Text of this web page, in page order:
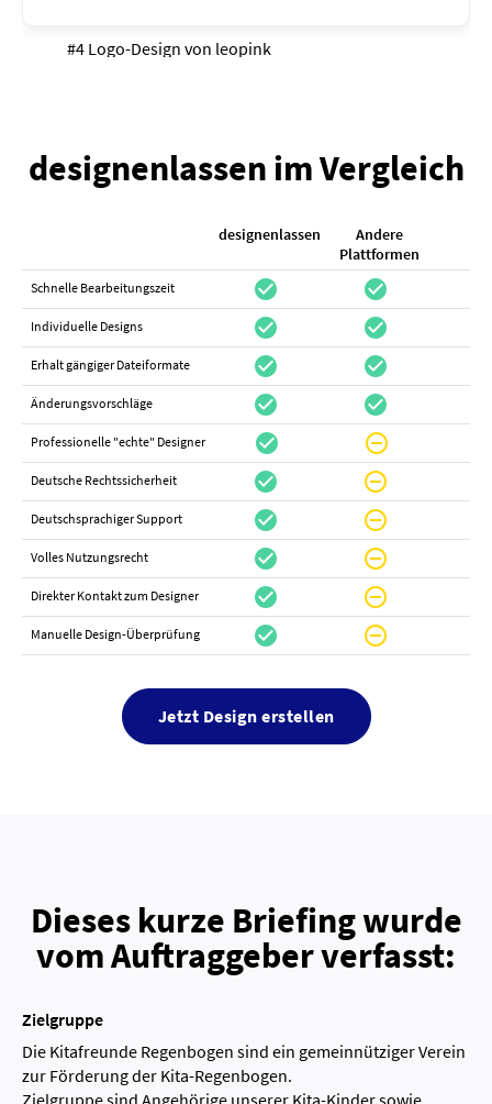
#4 Logo-Design von leopink
designenlassen im Vergleich
designenlassen
Andere
Plattformen
Schnelle Bearbeitungszeit check_circle check_circle
Individuelle Designs check_circle check_circle
Erhalt gängiger Dateiformate check_circle check_circle
Änderungsvorschläge check_circle check_circle
Professionelle "echte" Designer check_circle do_not_disturb_on
Deutsche Rechtssicherheit check_circle do_not_disturb_on
Deutschsprachiger Support check_circle do_not_disturb_on
Volles Nutzungsrecht check_circle do_not_disturb_on
Direkter Kontakt zum Designer check_circle do_not_disturb_on
Manuelle Design-Überprüfung check_circle do_not_disturb_on
Jetzt Design erstellen
Dieses kurze Briefing wurde
vom Auftraggeber verfasst:
Zielgruppe
Die Kitafreunde Regenbogen sind ein gemeinnütziger Verein
zur Förderung der Kita-Regenbogen.
Zielgruppe sind Angehörige unserer Kita-Kinder sowie